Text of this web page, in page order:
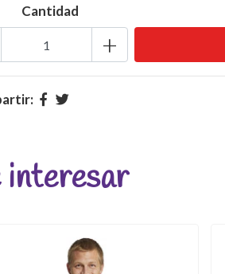
Cantidad
+
interesar